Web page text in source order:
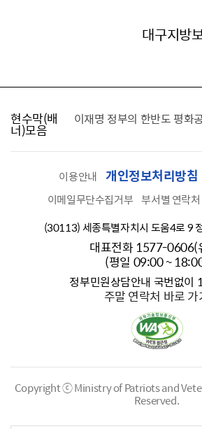
대구지방
현수막(배
너)모음
찾습니다 이재명 정부의 한반도 평화
이용안내 개인정보처리방침
이메일무단수집거부 부서별 연락처
(30113) 세종특별자치시 도움4로 9
대표전화 1577-0606(
(평일 09:00 ~
정부민원상담안내 국번없이
주말 연락처 바로 가
Copyright ⓒ Ministry of Patriots and
Reserved.